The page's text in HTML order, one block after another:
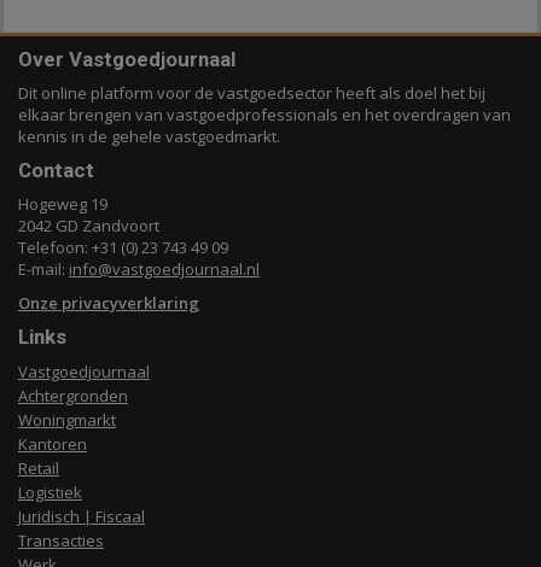
Over Vastgoedjournaal
Dit online platform voor de vastgoedsector heeft als doel het bij
elkaar brengen van vastgoedprofessionals en het overdragen van
kennis in de gehele vastgoedmarkt.
Contact
Hogeweg 19
2042 GD Zandvoort
Telefoon: +31 (0) 23 743 49 09
E-mail: info@vastgoedjournaal.nl
Onze privacyverklaring
Links
Vastgoedjournaal
Achtergronden
Woningmarkt
Kantoren
Retail
Logistiek
Juridisch | Fiscaal
Transacties